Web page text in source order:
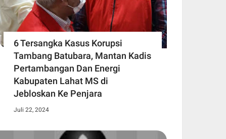
6 Tersangka Kasus Korupsi
Tambang Batubara, Mantan Kadis
Pertambangan Dan Energi
Kabupaten Lahat MS di
Jebloskan Ke Penjara
Juli 22, 2024